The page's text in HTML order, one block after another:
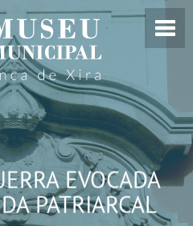
EVOCADA
PATRIARCAL